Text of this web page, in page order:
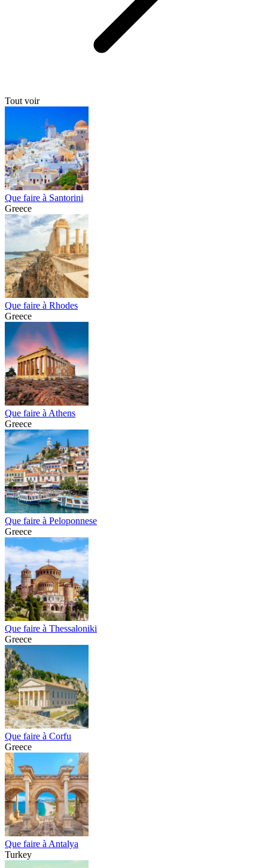
Tout voir
Que faire à Santorini
Greece
Que faire à Rhodes
Greece
Que faire à Athens
Greece
Que faire à Peloponnese
Greece
Que faire à Thessaloniki
Greece
Que faire à Corfu
Greece
Que faire à Antalya
Turkey